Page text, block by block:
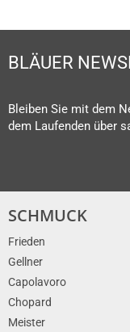
BLÄUER
Bleiben Sie mit dem
dem Laufenden über
SCHMUCK
Frieden
Gellner
Capolavoro
Chopard
Meister